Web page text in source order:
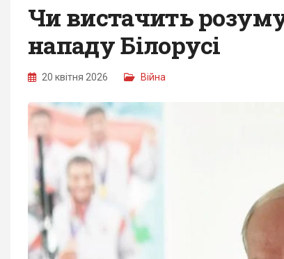
Чи вистачить
нападу Білорусі
20 квітня 2026 Війна